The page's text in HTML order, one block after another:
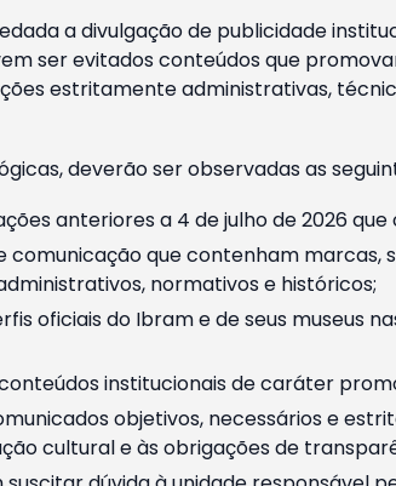
a divulgação de publicidade
ser evitados conteúdos que
estritamente administrativas,
deverão ser observadas as
anteriores a 4 de julho de 2026
que contenham
normativos e históricos;
oficiais do Ibram e de seus museus
institucionais de caráter
objetivos, necessários e
cultural e às obrigações de